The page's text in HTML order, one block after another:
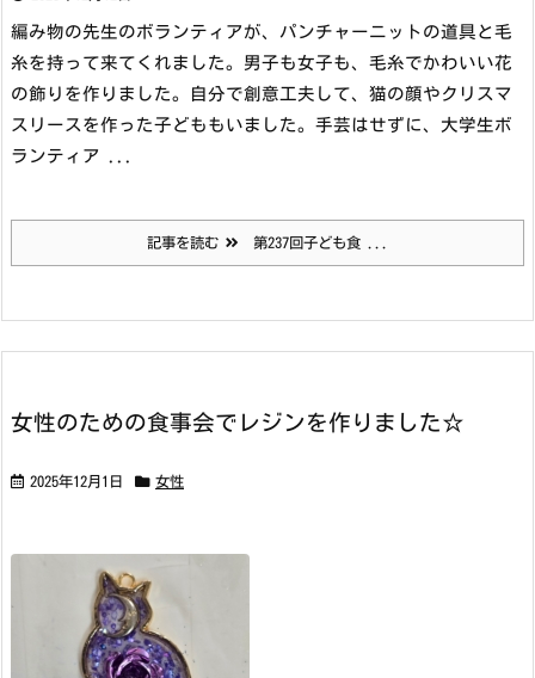
編み物の先生のボランティアが、パンチャーニットの道具と毛
糸を持って来てくれました。男子も女子も、毛糸でかわいい花
の飾りを作りました。自分で創意工夫して、猫の顔やクリスマ
スリースを作った子どももいました。手芸はせずに、大学生ボ
ランティア ...
記事を読む 第237回子ども食 ...
女性のための食事会でレジンを作りました☆
2025年12月1日 女性